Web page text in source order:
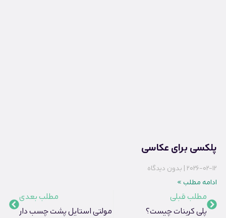
پلکسی برای عکاسی
2026-02-12 بدون دیدگاه
ادامه مطلب »
مطلب قبلی
پلی کربنات چیست؟
مطلب بعدی
مولتی استایل پشت چسب دار